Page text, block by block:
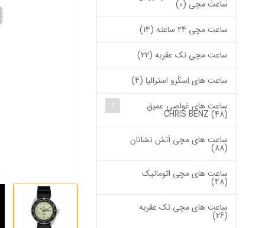
ساعت مچی (0)
ساعت مچی 24 ساعته (14)
ساعت مچی تک عقربه (22)
ساعت های اِسکُرو استرالیا (4)
ساعت های غواصی عمیق
CHRIS BENZ (48)
ساعت های مچی آتش نشانان
(88)
ساعت های مچی اتوماتیک
(48)
ساعت های مچی تک عقربه
(26)